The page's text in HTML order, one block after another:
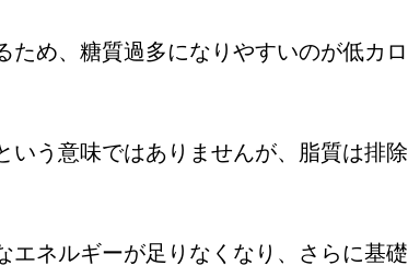
ため、糖質過多になりやすいのが低カロ
いう意味ではありませんが、脂質は排除
エネルギーが足りなくなり、さらに基礎